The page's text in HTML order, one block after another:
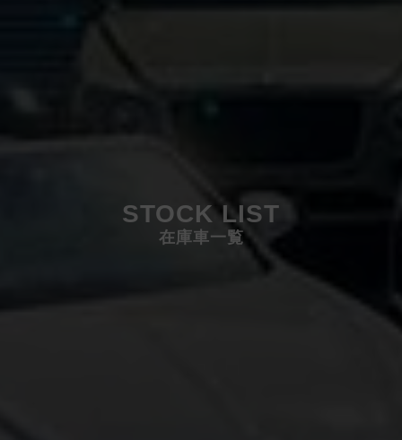
STOCK LIST
在庫車一覧